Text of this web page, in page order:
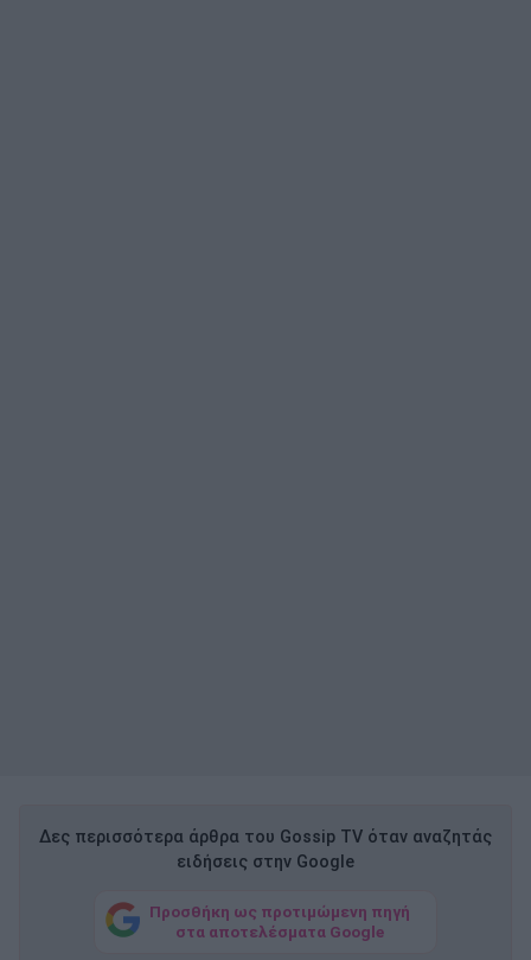
Δες περισσότερα άρθρα του Gossip TV όταν αναζητάς
ειδήσεις στην Google
Προσθήκη ως προτιμώμενη πηγή
στα αποτελέσματα Google